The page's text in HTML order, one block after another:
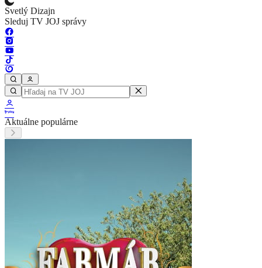
Svetlý Dizajn
Sleduj TV JOJ správy
Aktuálne populárne